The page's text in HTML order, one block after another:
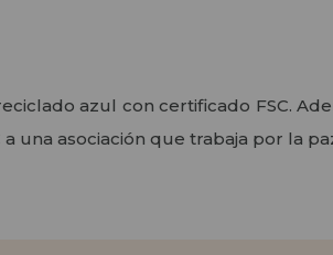
azul con certificado FSC.
una asociación que trabaja por la